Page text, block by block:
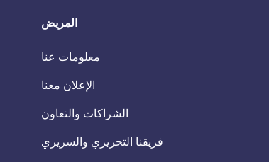
المريض
معلومات عنا
الإعلان معنا
الشراكات والتعاون
فريقنا التحريري والسريري